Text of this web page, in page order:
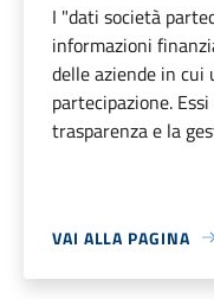
I "dati società
informazioni
delle aziende in
partecipazione.
trasparenza e la
VAI ALLA PAGINA